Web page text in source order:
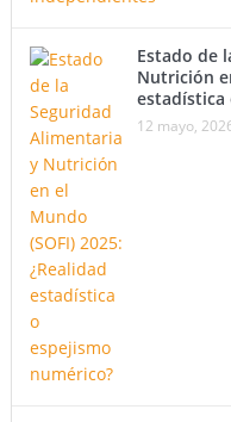
Estado de
Nutrición
estadística
12 mayo,